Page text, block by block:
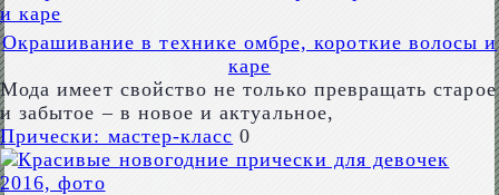
Окрашивание в технике омбре, короткие волосы и
каре
Мода имеет свойство не только превращать старое
и забытое – в новое и актуальное,
Прически: мастер-класс 0